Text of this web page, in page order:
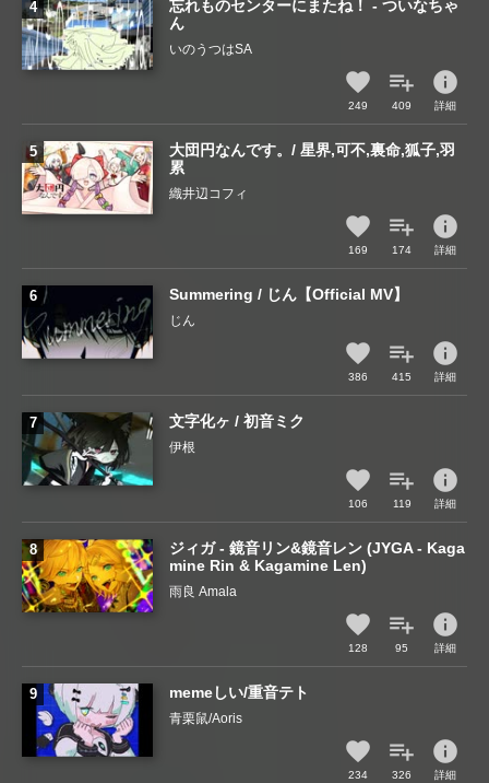
忘れものセンターにまたね！ - ついなちゃ
ん
いのうつはSA
249 409
info
詳細
大団円なんです。/ 星界,可不,裏命,狐子,羽
累
織井辺コフィ
169 174
info
詳細
Summering / じん【Official MV】
じん
386 415
info
詳細
文字化ヶ / 初音ミク
伊根
106 119
info
詳細
ジィガ - 鏡音リン&鏡音レン (JYGA - Kaga
mine Rin & Kagamine Len)
雨良 Amala
128 95
info
詳細
memeしい/重音テト
青栗鼠/Aoris
234 326
info
詳細